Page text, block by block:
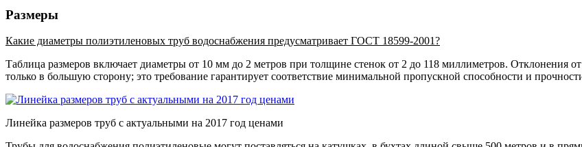
Размеры
Какие диаметры полиэтиленовых труб водоснабжения предусматривает ГОСТ 18599-2001?
Таблица размеров включает диаметры от 10 мм до 2 метров при толщине стенок от 2 до 118 миллиметров.
только в большую сторону; это требование гарантирует соответствие минимальной пропускной способности и
Линейка размеров труб с актуальными на 2017 год ценами